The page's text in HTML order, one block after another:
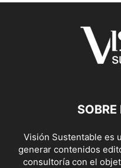
Visión Sustentable es
generar contenidos
consultoría con el